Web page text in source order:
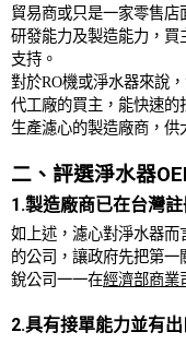
貿易商或只是一家零售店
研發能力及製造能力，
支持。
對於RO機或淨水器來說
代工廠的買主，能快速
生產濾心的製造廠商，供
二、評選淨水器
1.製造廠商已在台灣註
如上述，濾心對淨水器
的公司，讓政府先把第
銳公司一一在經濟部商業
2.具有接單能力並有